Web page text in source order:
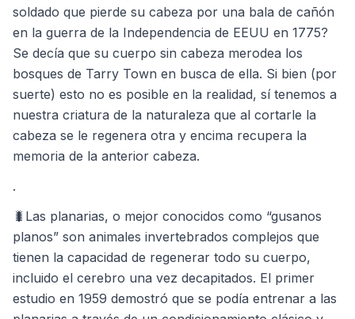
soldado que pierde su cabeza por una bala de cañón
en la guerra de la Independencia de EEUU en 1775?
Se decía que su cuerpo sin cabeza merodea los
bosques de Tarry Town en busca de ella. Si bien (por
suerte) esto no es posible en la realidad, sí tenemos a
nuestra criatura de la naturaleza que al cortarle la
cabeza se le regenera otra y encima recupera la
memoria de la anterior cabeza.
.
🐛Las planarias, o mejor conocidos como “gusanos
planos” son animales invertebrados complejos que
tienen la capacidad de regenerar todo su cuerpo,
incluido el cerebro una vez decapitados. El primer
estudio en 1959 demostró que se podía entrenar a las